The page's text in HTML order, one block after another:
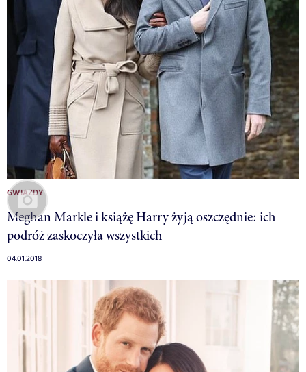
GWIAZDY
Meghan Markle i książę Harry żyją oszczędnie: ich
podróż zaskoczyła wszystkich
04.01.2018